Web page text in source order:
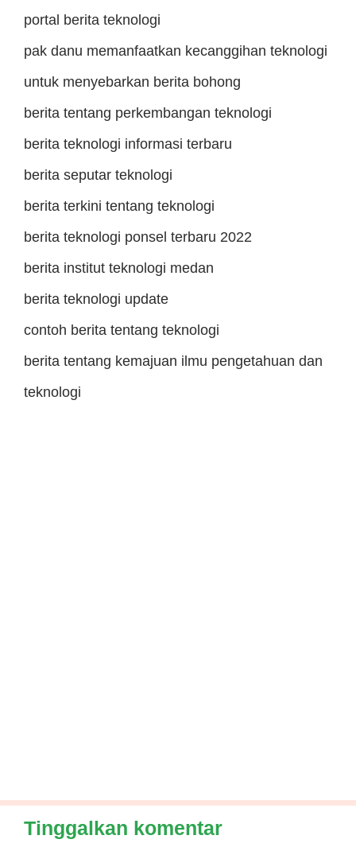
portal berita teknologi
pak danu memanfaatkan kecanggihan teknologi
untuk menyebarkan berita bohong
berita tentang perkembangan teknologi
berita teknologi informasi terbaru
berita seputar teknologi
berita terkini tentang teknologi
berita teknologi ponsel terbaru 2022
berita institut teknologi medan
berita teknologi update
contoh berita tentang teknologi
berita tentang kemajuan ilmu pengetahuan dan
teknologi
Tinggalkan komentar